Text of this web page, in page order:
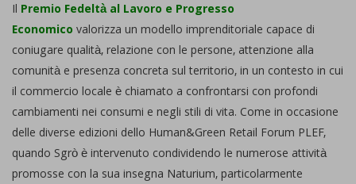
Il Premio Fedeltà al Lavoro e Progresso
Economico valorizza un modello imprenditoriale capace di
coniugare qualità, relazione con le persone, attenzione alla
comunità e presenza concreta sul territorio, in un contesto in cui
il commercio locale è chiamato a confrontarsi con profondi
cambiamenti nei consumi e negli stili di vita. Come in occasione
delle diverse edizioni dello Human&Green Retail Forum PLEF,
quando Sgrò è intervenuto condividendo le numerose attività
promosse con la sua insegna Naturium, particolarmente